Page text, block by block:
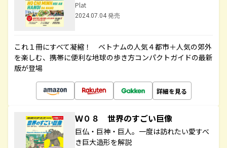
Plat
2024.07.04 発売
これ１冊にすべて凝縮！ ベトナムの人気４都市＋人気の郊外
を楽しむ、携帯に便利な地球の歩き方コンパクトガイドの最新
版が登場
詳細を見る
Ｗ０８ 世界のすごい巨像
巨仏・巨神・巨人。一度は訪れたい愛すべ
き巨大造形を解説